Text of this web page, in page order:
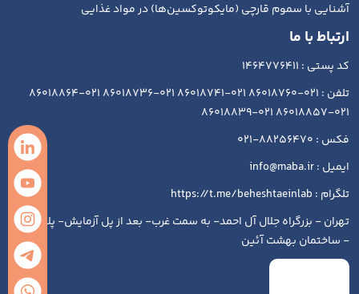
آشنایی با سموم قارچی (مایکوتوکسین‌ها) در مواد غذایی
ارتباط با ما
کد پستی : 1464776411
تلفن : 021-86018760 021-86018741 021-86018736 021-86018864
021-86018857 021-86018839
فکس : 88256470-021
ایمیل : info@maba.ir
تلگرام : https://t.me/beheshtaeinlab
تهران - بزرگراه جلال آل احمد- به سمت غرب- بعد از پل آزمایش- پلاک ۱۹۳
- ساختمان بهشت آئین